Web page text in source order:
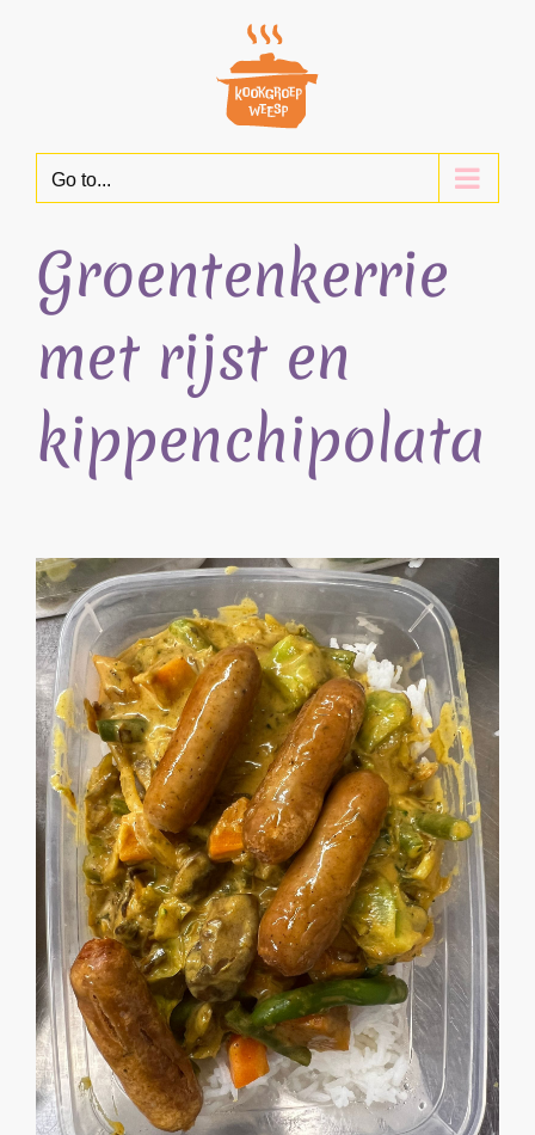
Go to...
Groentenkerrie
met rijst en
kippenchipolata